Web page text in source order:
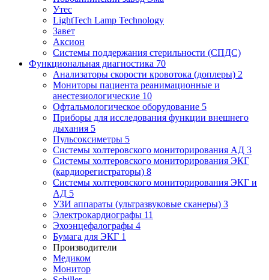
Утес
LightTech Lamp Technology
Завет
Аксион
Системы поддержания стерильности (СПДС)
Функциональная диагностика 70
Анализаторы скорости кровотока (доплеры) 2
Мониторы пациента реанимационные и
анестезиологические 10
Офтальмологическое оборудование 5
Приборы для исследования функции внешнего
дыхания 5
Пульсоксиметры 5
Системы холтеровского мониторирования АД 3
Системы холтеровского мониторирования ЭКГ
(кардиорегистраторы) 8
Системы холтеровского мониторирования ЭКГ и
АД 5
УЗИ аппараты (ультразвуковые сканеры) 3
Электрокардиографы 11
Эхоэнцефалографы 4
Бумага для ЭКГ 1
Производители
Медиком
Монитор